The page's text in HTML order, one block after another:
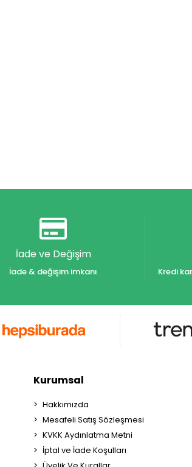
İade ve Değişim
İade & değişim imkanı Kredi
Kurumsal
Hakkımızda
Mesafeli Satış Sözleşmesi
KVKK Aydınlatma Metni
İptal ve İade Koşulları